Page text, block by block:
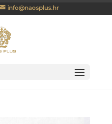
info@naosplus.hr